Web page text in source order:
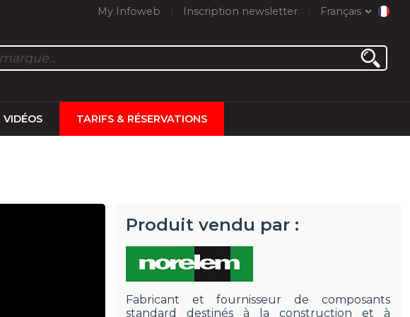
My Infoweb Inscription newsletter Français
VIDÉOS TARIFS & RÉSERVATIONS
Produit vendu par :
Fabricant et fournisseur de composants
standard destinés à la construction et à